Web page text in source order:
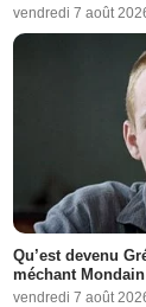
vendredi 7 août
Qu’est devenu
méchant
vendredi 7 août